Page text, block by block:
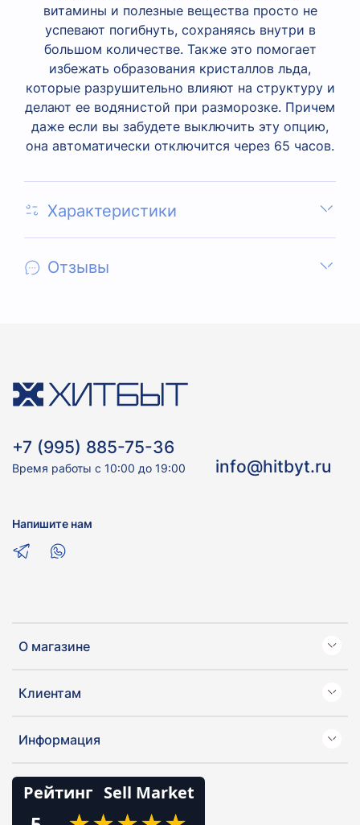
витамины и полезные вещества просто не
успевают погибнуть, сохраняясь внутри в
большом количестве. Также это помогает
избежать образования кристаллов льда,
которые разрушительно влияют на структуру и
делают ее водянистой при разморозке. Причем
даже если вы забудете выключить эту опцию,
она автоматически отключится через 65 часов.
Характеристики
Отзывы
О магазине
Клиентам
Информация
Рейтинг Sell Market
+7 (995) 885-75-36
Время работы с 10:00 до 19:00 info@hitbyt.ru
Напишите нам